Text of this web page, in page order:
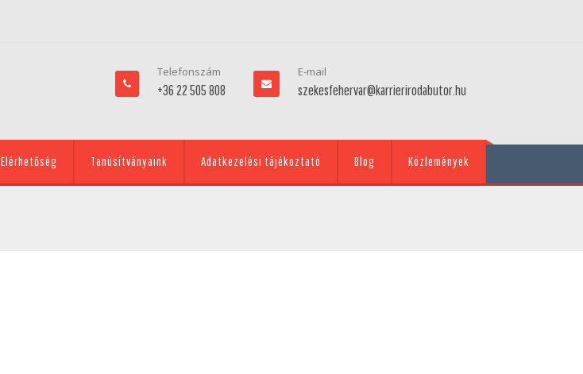
Telefonszám
+36 22 505 808
E-mail
szekesfehervar@karrierirodabutor.hu
Elérhetőség Tanúsítványaink Adatkezelési tájékoztató Blog Közlemények